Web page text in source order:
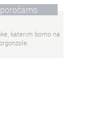
katerim bomo na